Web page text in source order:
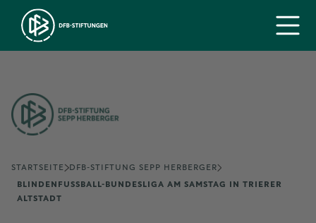
STARTSEITE
DFB-STIFTUNG SEPP HERBERGER
BLINDENFUSSBALL-BUNDESLIGA AM SAMSTAG IN TRIERER A
LTSTADT